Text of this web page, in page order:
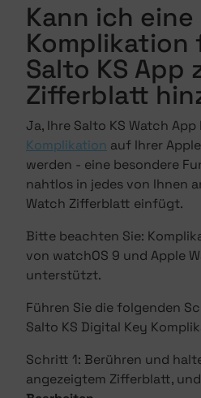
Kann ich eine
Komplikation
Salto KS App
Zifferblatt
Ja, Ihre Salto KS Watch
Komplikation auf Ihrer
werden - eine besondere
nahtlos in jedes von Ihnen
Watch Zifferblatt einfügt.
Bitte beachten Sie:
von watchOS 9 und Apple
unterstützt.
Führen Sie die folgenden
Salto KS Digital Key
Schritt 1: Berühren und
angezeigtem Zifferblatt,